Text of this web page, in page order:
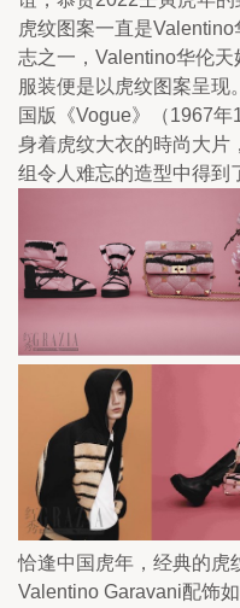
虎纹图案一直是
志之一，Valentino华伦
服装便是以虎纹图案呈
国版《Vogue》（1967
身着虎纹大衣的時尚大片
组令人难忘的造型中得到
恰逢中国虎年，经典的虎
Valentino Garavani配饰